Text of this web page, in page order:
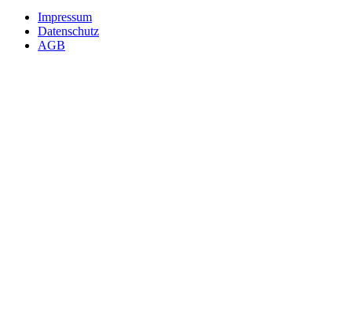
Impressum
Datenschutz
AGB